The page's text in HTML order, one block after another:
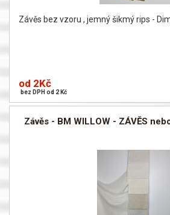
Závěs bez vzoru , jemný šikmý rips -
od 2Kč
bez DPH od 2 Kč
Závěs - BM WILLOW - ZÁVĚS